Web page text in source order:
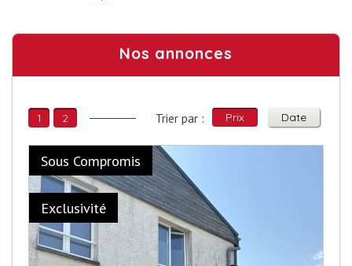
Nos annonces
1 2 Trier par : Prix Date
Sous Compromis
Exclusivité